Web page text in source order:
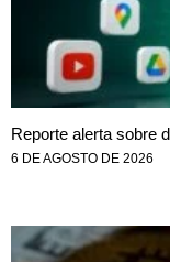
Reporte alerta sobre
6 DE AGOSTO DE 2026